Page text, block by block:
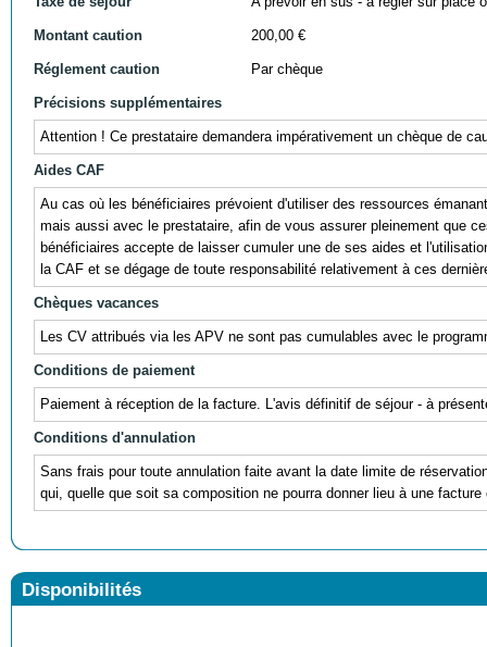
Montant caution 200,00 €
Réglement caution Par chèque
Précisions supplémentaires
Attention ! Ce prestataire demandera impérativement un chèque de
Aides CAF
Au cas où les bénéficiaires prévoient d'utiliser des ressources
mais aussi avec le prestataire, afin de vous assurer pleinement que
bénéficiaires accepte de laisser cumuler une de ses aides et
la CAF et se dégage de toute responsabilité relativement à ces
Chèques vacances
Les CV attribués via les APV ne sont pas cumulables avec le
Conditions de paiement
Paiement à réception de la facture. L'avis définitif de séjour - à
Conditions d'annulation
Sans frais pour toute annulation faite avant la date limite de
qui, quelle que soit sa composition ne pourra donner lieu à une
Disponibilités